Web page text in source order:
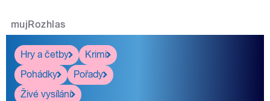
mujRozhlas
Hry a četby
Krimi
Pohádky
Pořady
Živé vysílání